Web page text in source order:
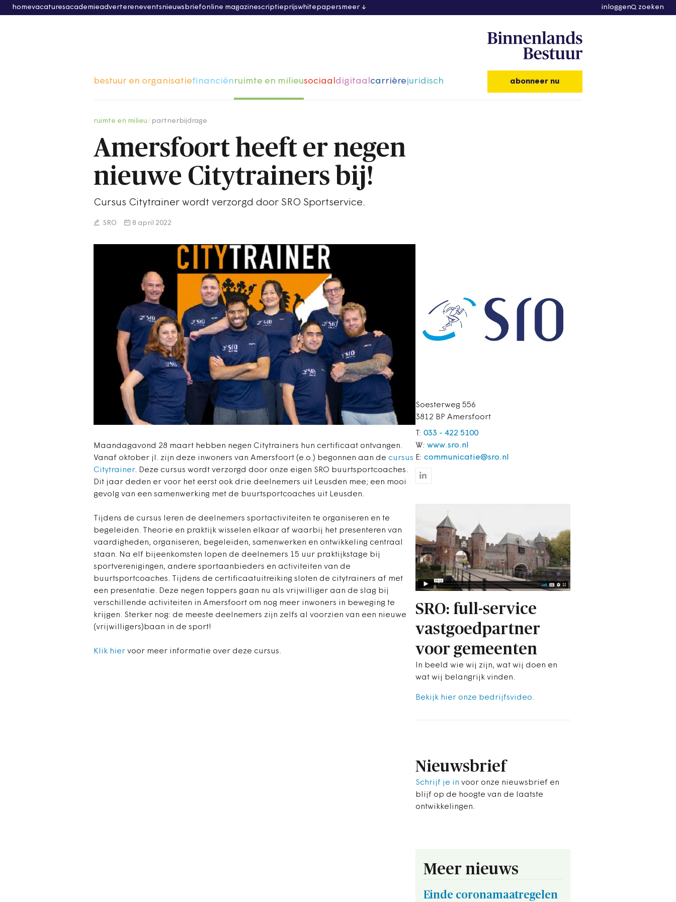
homevacaturesacademieadvertereneventsnieuwsbriefonline magazinescriptieprijswhitepapersmeer inloggen zoeken
bestuur en organisatiefinanciënruimte en milieusociaaldigitaalcarrièrejuridisch abonneer nu
ruimte en milieu partnerbijdrage
Amersfoort heeft er negen
nieuwe Citytrainers bij!
Cursus Citytrainer wordt verzorgd door SRO Sportservice.
SRO 8 april 2022
Maandagavond 28 maart hebben negen Citytrainers hun certificaat ontvangen.
Vanaf oktober jl. zijn deze inwoners van Amersfoort (e.o.) begonnen aan de cursus
Citytrainer. Deze cursus wordt verzorgd door onze eigen SRO buurtsportcoaches.
Dit jaar deden er voor het eerst ook drie deelnemers uit Leusden mee; een mooi
gevolg van een samenwerking met de buurtsportcoaches uit Leusden.
Tijdens de cursus leren de deelnemers sportactiviteiten te organiseren en te
begeleiden. Theorie en praktijk wisselen elkaar af waarbij het presenteren van
vaardigheden, organiseren, begeleiden, samenwerken en ontwikkeling centraal
staan. Na elf bijeenkomsten lopen de deelnemers 15 uur praktijkstage bij
sportverenigingen, andere sportaanbieders en activiteiten van de
buurtsportcoaches. Tijdens de certificaatuitreiking sloten de citytrainers af met
een presentatie. Deze negen toppers gaan nu als vrijwilliger aan de slag bij
verschillende activiteiten in Amersfoort om nog meer inwoners in beweging te
krijgen. Sterker nog: de meeste deelnemers zijn zelfs al voorzien van een nieuwe
(vrijwilligers)baan in de sport!
Klik hier voor meer informatie over deze cursus.
Soesterweg 556
3812 BP Amersfoort
T: 033 - 422 5100
W: www.sro.nl
E: communicatie@sro.nl
SRO: full-service
vastgoedpartner
voor gemeenten
In beeld wie wij zijn, wat wij doen en
wat wij belangrijk vinden.
Bekijk hier onze bedrijfsvideo.
Nieuwsbrief
Schrijf je in voor onze nieuwsbrief en
blijf op de hoogte van de laatste
ontwikkelingen.
Meer nieuws
Einde coronamaatregelen